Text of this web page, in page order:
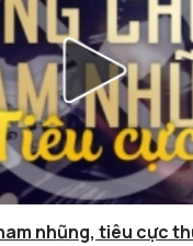
nhũng, tiêu cực